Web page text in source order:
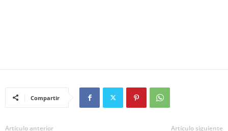
Compartir
Artículo anterior Artículo siguiente